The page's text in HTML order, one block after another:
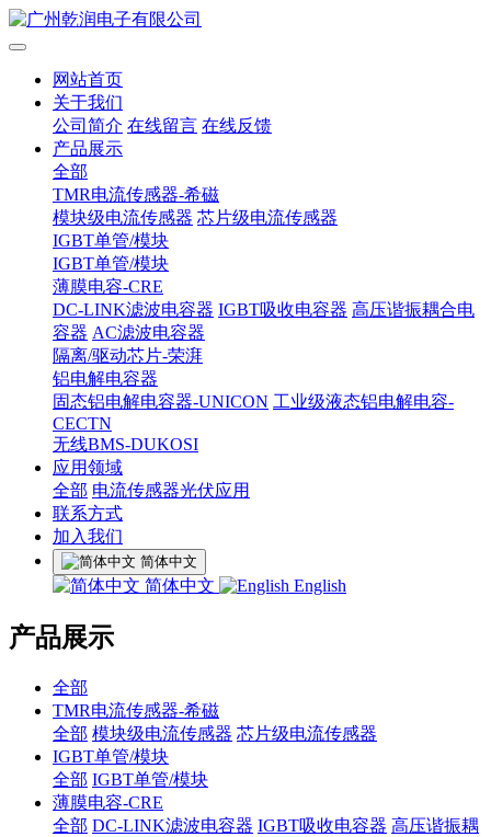
网站首页
关于我们
公司简介 在线留言 在线反馈
产品展示
全部
TMR电流传感器-希磁
模块级电流传感器 芯片级电流传感器
IGBT单管/模块
IGBT单管/模块
薄膜电容-CRE
DC-LINK滤波电容器 IGBT吸收电容器 高压谐振耦合电
容器 AC滤波电容器
隔离/驱动芯片-荣湃
铝电解电容器
固态铝电解电容器-UNICON 工业级液态铝电解电容-
CECTN
无线BMS-DUKOSI
应用领域
全部 电流传感器光伏应用
联系方式
加入我们
简体中文
简体中文 English
产品展示
全部
TMR电流传感器-希磁
全部 模块级电流传感器 芯片级电流传感器
IGBT单管/模块
全部 IGBT单管/模块
薄膜电容-CRE
全部 DC-LINK滤波电容器 IGBT吸收电容器 高压谐振耦